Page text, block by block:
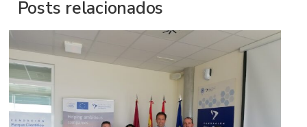
Posts relacionados